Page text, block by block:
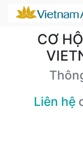
CƠ
Liên hệ